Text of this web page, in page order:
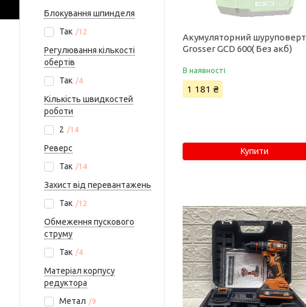
Блокування шпинделя
Так
12
Регулювання кількості
обертів
Так
4
Кількість швидкостей
роботи
2
14
Реверс
Так
14
Захист від перевантажень
Так
12
Обмеження пускового
струму
Так
4
Матеріал корпусу
редуктора
Метал
9
Акумуляторний шуруповерт
Grosser GCD 600( Без акб)
В наявності
1 181 ₴
Купити